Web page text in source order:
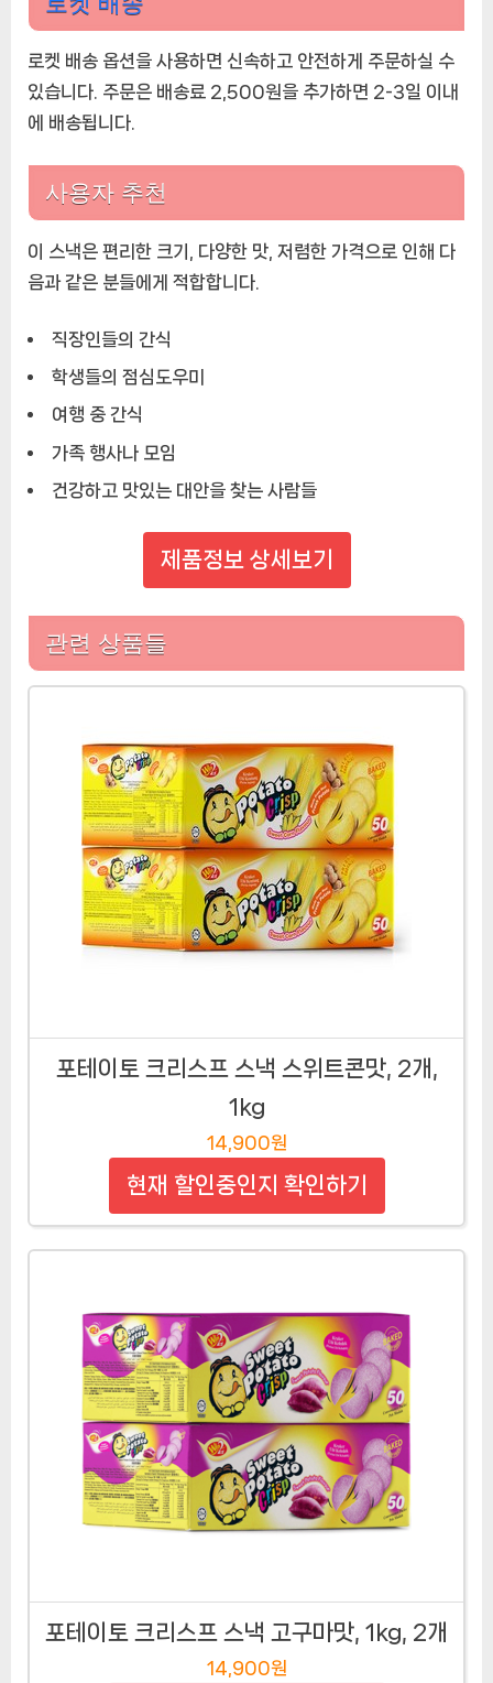
로켓 배송 옵션을 사용하면 신속하고 안전하게 주문하실 수
있습니다. 주문은 배송료 2,500원을 추가하면 2-3일 이내
에 배송됩니다.
사용자 추천
이 스낵은 편리한 크기, 다양한 맛, 저렴한 가격으로 인해 다
음과 같은 분들에게 적합합니다.
직장인들의 간식
학생들의 점심도우미
여행 중 간식
가족 행사나 모임
건강하고 맛있는 대안을 찾는 사람들
제품정보 상세보기
관련 상품들
포테이토 크리스프 스낵 스위트콘맛, 2개,
1kg
14,900원
현재 할인중인지 확인하기
포테이토 크리스프 스낵 고구마맛, 1kg, 2개
14,900원